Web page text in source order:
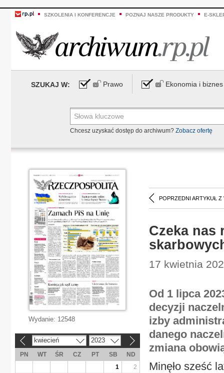
SZKOLENIA I KONFERENCJE POZNAJ NASZE PRODUKTY E-
SZUKAJ W: Prawo Ekonomia i biznes
Chcesz uzyskać dostęp do archiwum? Zobacz ofertę
POPRZEDNI ARTYKUŁ Z
Czeka nas
17 kwietnia
Od 1 lipca
decyzji
izby
danego
zmiana
Minęło sześć
Wydanie: 12548
kwiecień 2023
PN WT ŚR CZ PT SB
ND
1
2